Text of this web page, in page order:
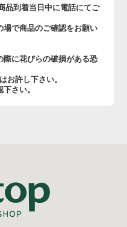
品到着当日中に電話にてご
で商品のご確認をお願い
に花びらの破損がある恐
お許し下さい。
さい。